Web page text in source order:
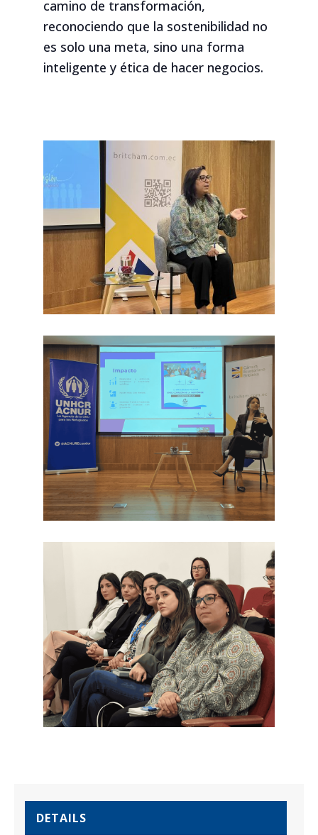
camino de transformación,
reconociendo que la sostenibilidad no
es solo una meta, sino una forma
inteligente y ética de hacer negocios.
DETAILS